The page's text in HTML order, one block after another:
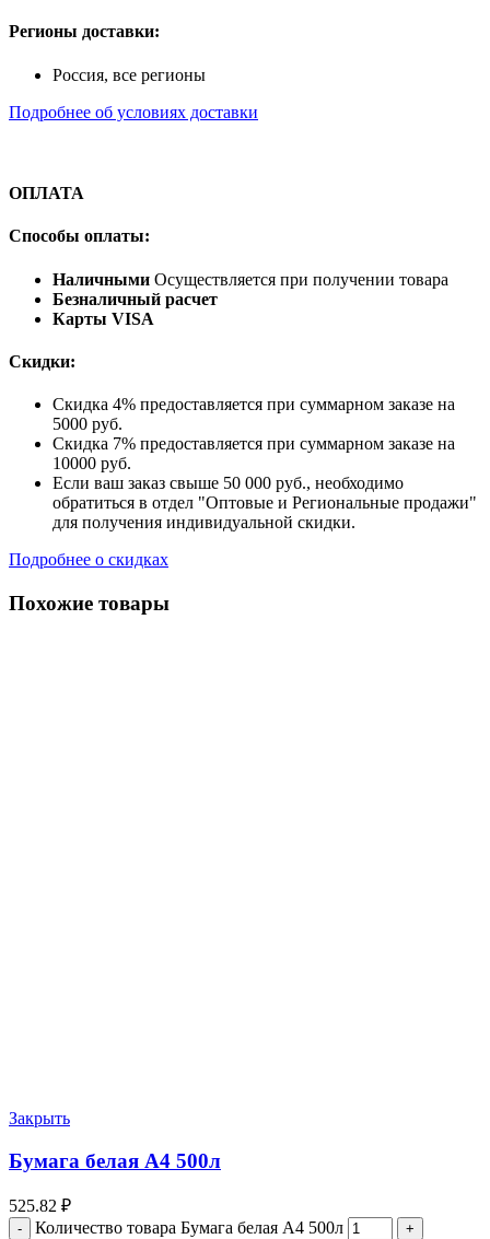
Регионы доставки:
Россия, все регионы
Подробнее об условиях доставки
ОПЛАТА
Способы оплаты:
Наличными Осуществляется при получении товара
Безналичный расчет
Карты VISA
Скидки:
Скидка 4% предоставляется при суммарном заказе на
5000 руб.
Скидка 7% предоставляется при суммарном заказе на
10000 руб.
Если ваш заказ свыше 50 000 руб., необходимо
обратиться в отдел "Оптовые и Региональные продажи"
для получения индивидуальной скидки.
Подробнее о скидках
Похожие товары
Закрыть
Бумага белая А4 500л
525.82 ₽
Количество товара Бумага белая А4 500л